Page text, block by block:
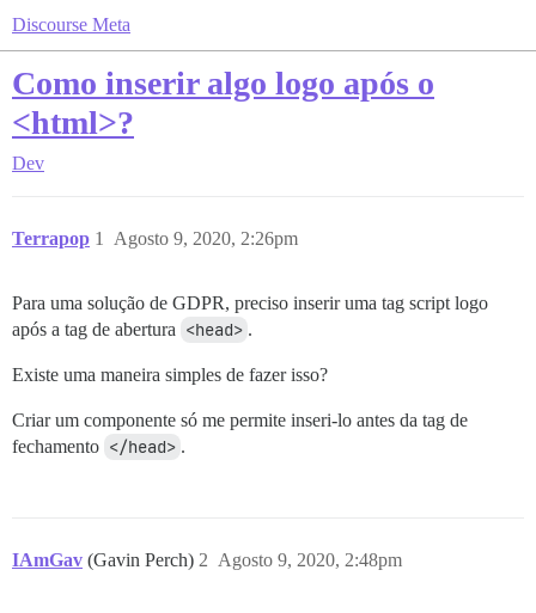
Discourse Meta
Como inserir algo logo após o
<html>?
Dev
Terrapop Agosto 9, 2020, 2:26pm
1
Para uma solução de GDPR, preciso inserir uma tag script logo
após a tag de abertura <head> .
Existe uma maneira simples de fazer isso?
Criar um componente só me permite inseri-lo antes da tag de
fechamento </head> .
IAmGav (Gavin Perch) Agosto 9, 2020, 2:48pm
2